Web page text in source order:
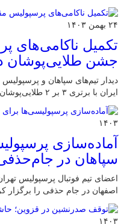
۲۴ بهمن ۱۴۰۳
تکمیل ناکامی‌های
جشن طلایی‌پوشان
دیدار تیم‌های سپاهان و
ایران با برتری ۳ بر ۲ طلایی‌پوشان اصفهان به پایان رسید.
۱۴۰۳
آماده‌سازی
سپاهان در
اعضای تیم فوتبال پرسپولیس
اصفهان در جام حذفی را برگزار
۱۴۰۳